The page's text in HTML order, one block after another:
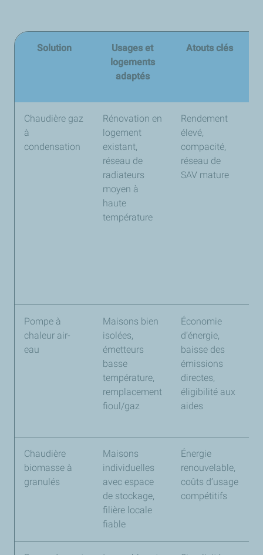
Solution
Usages et
logements
adaptés
Atouts clés
Chaudière gaz
à
condensation
Rénovation en
logement
existant,
réseau de
radiateurs
moyen à
haute
température
Rendement
élevé,
compacité,
réseau de
SAV mature
Pompe à
chaleur air-
eau
Maisons bien
isolées,
émetteurs
basse
température,
remplacement
fioul/gaz
Économie
d’énergie,
baisse des
émissions
directes,
éligibilité aux
aides
Chaudière
biomasse à
granulés
Maisons
individuelles
avec espace
de stockage,
filière locale
fiable
Énergie
renouvelable,
coûts d’usage
compétitifs